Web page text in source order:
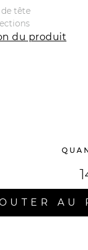
tête
du produit
AU